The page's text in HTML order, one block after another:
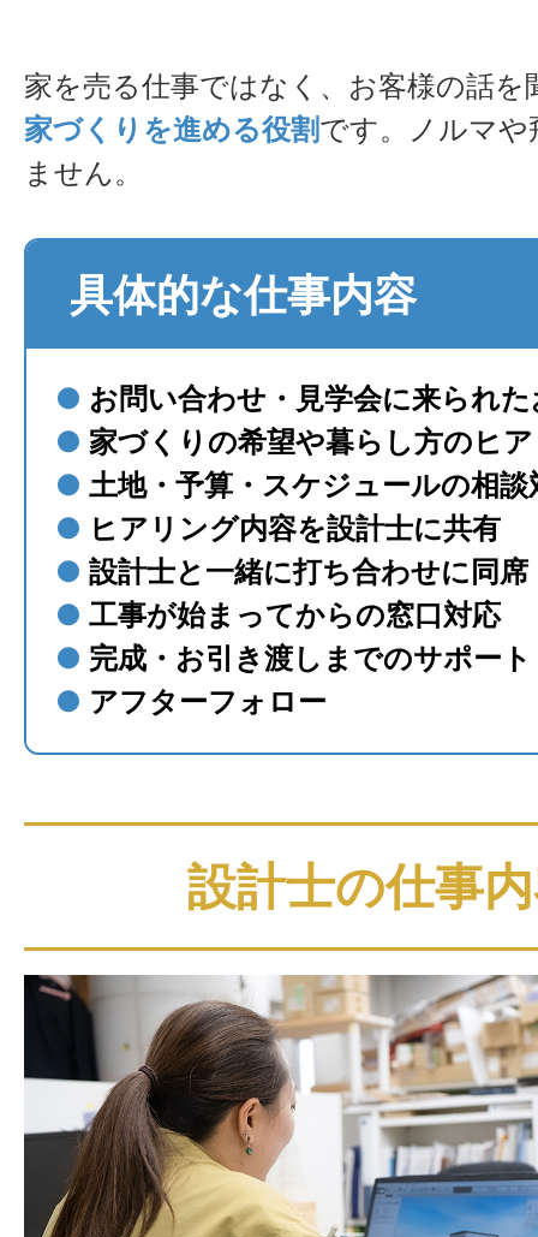
家を売る仕事ではなく、お客様の話を
家づくりを進める役割です。ノルマ
ません。
具体的な仕事内容
● お問い合わせ・見学会に来られ
● 家づくりの希望や暮らし方のヒ
● 土地・予算・スケジュールの相談
● ヒアリング内容を設計士に共有
● 設計士と一緒に打ち合わせに同席
● 工事が始まってからの窓口対応
● 完成・お引き渡しまでのサポート
● アフターフォロー
設計士の仕事